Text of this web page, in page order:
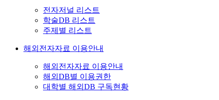
전자저널 리스트
학술DB 리스트
주제별 리스트
해외전자자료 이용안내
해외전자자료 이용안내
해외DB별 이용권한
대학별 해외DB 구독현황